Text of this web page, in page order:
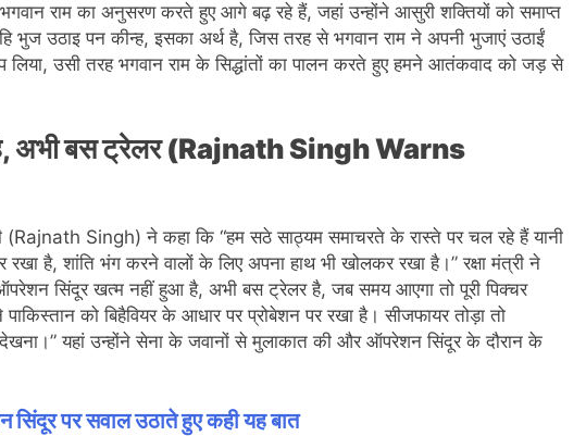
राम का अनुसरण करते हुए आगे बढ़ रहे हैं, जहां उन्होंने आसुरी शक्तियों को समाप्त
भुज उठाइ पन कीन्ह, इसका अर्थ है, जिस तरह से भगवान राम ने अपनी भुजाएं उठाईं
उसी तरह भगवान राम के सिद्धांतों का पालन करते हुए हमने आतंकवाद को जड़ से
अभी बस ट्रेलर (Rajnath Singh Warns
(Rajnath Singh) ने कहा कि “हम सठे साठ्यम समाचरते के रास्ते पर चल रहे हैं यानी
है, शांति भंग करने वालों के लिए अपना हाथ भी खोलकर रखा है।” रक्षा मंत्री ने
सिंदूर खत्म नहीं हुआ है, अभी बस ट्रेलर है, जब समय आएगा तो पूरी पिक्चर
को बिहैवियर के आधार पर प्रोबेशन पर रखा है। सीजफायर तोड़ा तो
यहां उन्होंने सेना के जवानों से मुलाकात की और ऑपरेशन सिंदूर के दौरान के
पर सवाल उठाते हुए कही यह बात